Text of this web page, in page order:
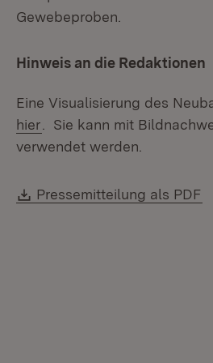
Gewebeproben.
Hinweis an die Redaktionen
Eine Visualisierung des
hier (Öffnet in neuem Fenster)
. Sie kann mit
verwendet werden.
Download:
Pressemitteilung als PDF